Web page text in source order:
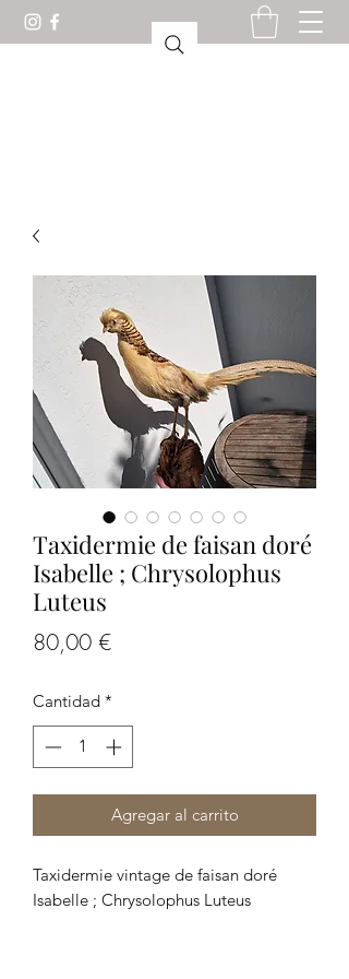
Taxidermie de faisan doré
Isabelle ; Chrysolophus
Luteus
80,00 €Precio
Cantidad *
Agregar al carrito
Taxidermie vintage de faisan doré
Isabelle ; Chrysolophus Luteus